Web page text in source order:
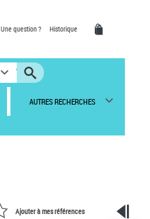
Une question ? Historique
AUTRES RECHERCHES
Ajouter à mes références